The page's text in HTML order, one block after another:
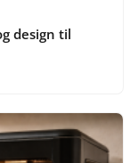
design til